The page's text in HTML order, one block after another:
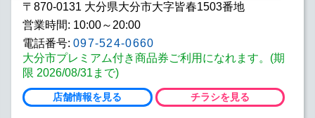
〒870-0131 大分県大分市大字皆春1503番地
営業時間: 10:00～20:00
電話番号: 097-524-0660
大分市プレミアム付き商品券ご利用になれます。(期
限 2026/08/31まで)
店舗情報を見る チラシを見る